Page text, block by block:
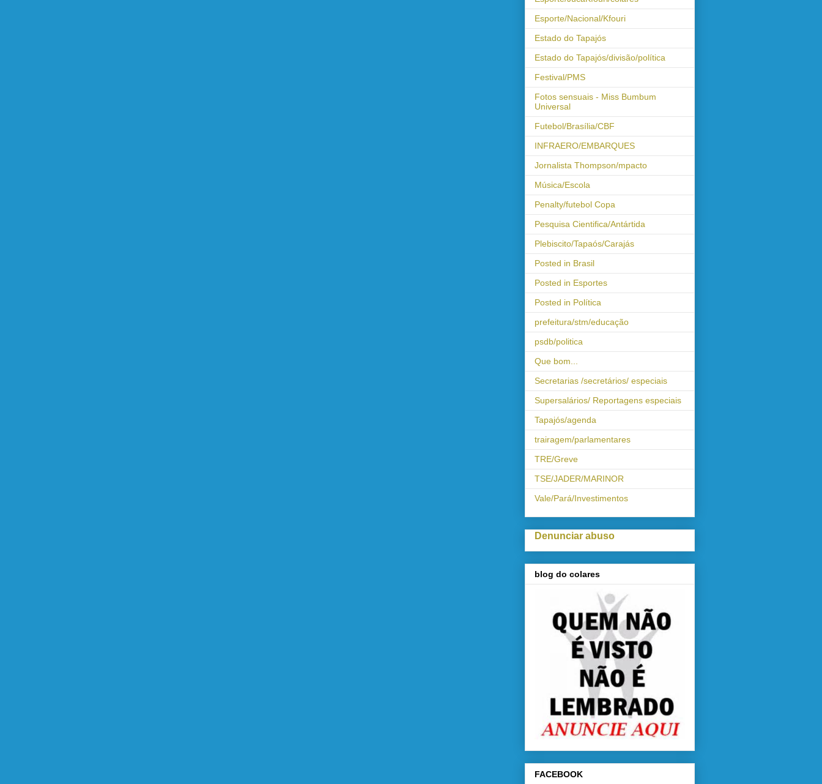
Esporte/Nacional/Kfouri
Estado do Tapajós
Estado do Tapajós/divisão/política
Festival/PMS
Fotos sensuais - Miss Bumbum
Universal
Futebol/Brasília/CBF
INFRAERO/EMBARQUES
Jornalista Thompson/mpacto
Música/Escola
Penalty/futebol Copa
Pesquisa Cientifica/Antártida
Plebiscito/Tapaós/Carajás
Posted in Brasil
Posted in Esportes
Posted in Política
prefeitura/stm/educação
psdb/politica
Que bom...
Secretarias /secretários/ especiais
Supersalários/ Reportagens especiais
Tapajós/agenda
trairagem/parlamentares
TRE/Greve
TSE/JADER/MARINOR
Vale/Pará/Investimentos
Denunciar abuso
blog do colares
FACEBOOK